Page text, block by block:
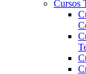
Cursos